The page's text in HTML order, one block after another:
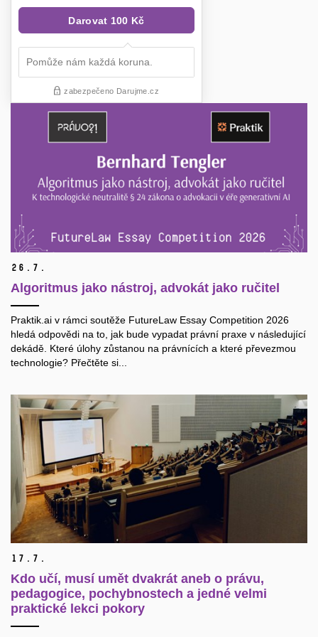
26. 7.
Algoritmus jako nástroj, advokát jako ručitel
Praktik.ai v rámci soutěže FutureLaw Essay Competition 2026
hledá odpovědi na to, jak bude vypadat právní praxe v následující
dekádě. Které úlohy zůstanou na právnících a které převezmou
technologie? Přečtěte si...
17. 7.
Kdo učí, musí umět dvakrát aneb o právu,
pedagogice, pochybnostech a jedné velmi
praktické lekci pokory